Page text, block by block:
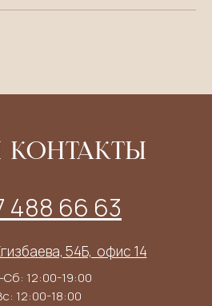
488 66 63
54Б, ​ офис 14
12:00-19:00
12:00-18:00